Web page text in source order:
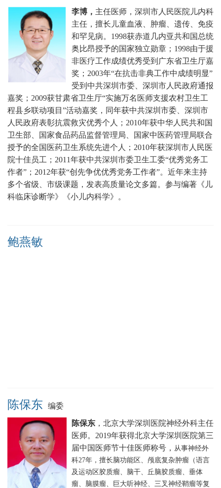
李博， 主任医师，深圳市人民医院儿内科
主任，擅长 儿童血液、肿瘤、遗传、免疫
和罕见病。 1998获赤道几内亚共和国总统
奥比昂授予的国家独立勋章；1998由于援
非医疗工作成绩优秀受到广东省卫生厅嘉
奖；2003年“在抗击非典工作中成绩明显”
受到中共深圳市委、深圳市人民政府通报
嘉奖；2009获甘肃省卫生厅“实施万名医师支援农村卫生工
程县乡联动项目”活动嘉奖，同年获中共深圳市委、深圳市
人民政府表彰抗震救灾优秀个人；2010年获中华人民共和国
卫生部、国家食品药品监督管理局、国家中医药管理局联合
授予的全国医药卫生系统先进个人； 2010年获深圳市人民医
院十佳员工；2011年获中共深圳市委卫生工委“优秀党务工
作者”；2012年获“创先争优优秀党务工作者”。近年来主持
多个省级、市级课题，发表高质量论文多篇。 参与编著《儿
科临床诊断学》《小儿内科学》。
鲍燕敏
陈保东 编委
陈保东 ，北京大学深圳医院神经外科主任
医师。2019年获得北京大学深圳医院第三
届中国医师节十佳医师称号， 从事神经外
科27年，擅长脑功能区、颅底复杂肿瘤（语言
及运动区胶质瘤、脑干、丘脑胶质瘤、垂体
瘤、脑膜瘤、巨大听神经、三叉神经鞘瘤等复